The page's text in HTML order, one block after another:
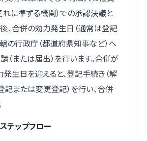
れに準ずる機関）での承認決議と
後、合併の効力発生日（通常は登記
轄の行政庁（都道府県知事など）へ
（または届出）を行います。合併が
発生日を迎えると、登記手続き（解
記または変更登記）を行い、合併
テップフロー